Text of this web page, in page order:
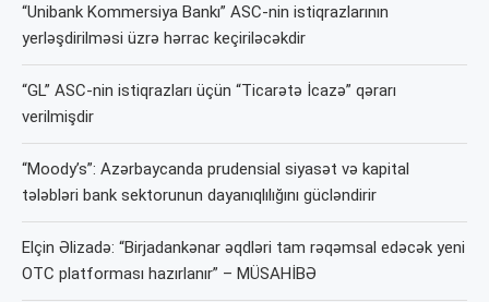
“Unibank Kommersiya Bankı” ASC-nin istiqrazlarının
yerləşdirilməsi üzrə hərrac keçiriləcəkdir
“GL” ASC-nin istiqrazları üçün “Ticarətə İcazə” qərarı
verilmişdir
“Moody’s”: Azərbaycanda prudensial siyasət və kapital
tələbləri bank sektorunun dayanıqlılığını gücləndirir
Elçin Əlizadə: “Birjadankənar əqdləri tam rəqəmsal edəcək yeni
OTC platforması hazırlanır” – MÜSAHİBƏ